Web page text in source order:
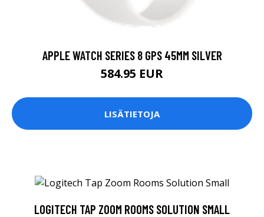
APPLE WATCH SERIES 8 GPS 45MM SILVER
584.95 EUR
LISÄTIETOJA
LOGITECH TAP ZOOM ROOMS SOLUTION SMALL